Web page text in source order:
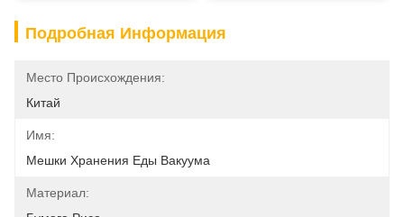
Подробная Информация
Место Происхождения:
Китай
Имя:
Мешки Хранения Еды Вакуума
Материал: